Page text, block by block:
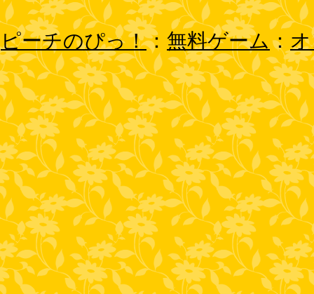
ピーチのぴっ！： 無料ゲーム ：